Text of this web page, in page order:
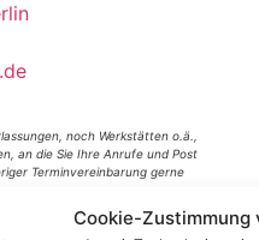
Cookie-Zustimmung
noch Werkstätten o.ä.,
an die Sie Ihre Anrufe und Post
Terminvereinbarung gerne